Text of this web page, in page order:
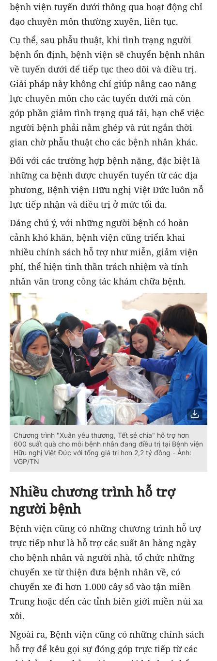
bệnh viện tuyến dưới thông qua hoạt động chỉ
đạo chuyên môn thường xuyên, liên tục.
Cụ thể, sau phẫu thuật, khi tình trạng người
bệnh ổn định, bệnh viện sẽ chuyển bệnh nhân
về tuyến dưới để tiếp tục theo dõi và điều trị.
Giải pháp này không chỉ giúp nâng cao năng
lực chuyên môn cho các tuyến dưới mà còn
góp phần giảm tình trạng quá tải, hạn chế việc
người bệnh phải nằm ghép và rút ngắn thời
gian chờ phẫu thuật cho các bệnh nhân khác.
Đối với các trường hợp bệnh nặng, đặc biệt là
những ca bệnh được chuyển tuyến từ các địa
phương, Bệnh viện Hữu nghị Việt Đức luôn nỗ
lực tiếp nhận và điều trị ở mức tối đa.
Đáng chú ý, với những người bệnh có hoàn
cảnh khó khăn, bệnh viện cũng triển khai
nhiều chính sách hỗ trợ như miễn, giảm viện
phí, thể hiện tinh thần trách nhiệm và tính
nhân văn trong công tác khám chữa bệnh.
Chương trình "Xuân yêu thương, Tết sẻ chia" hỗ trợ hơn
600 suất quà cho mỗi bệnh nhân đang điều trị tại Bệnh viện
Hữu nghị Việt Đức với tổng giá trị hơn 2,2 tỷ đồng - Ảnh:
VGP/TN
Nhiều chương trình hỗ trợ
người bệnh
Bệnh viện cũng có những chương trình hỗ trợ
trực tiếp như là hỗ trợ các suất ăn hàng ngày
cho bệnh nhân và người nhà, tổ chức những
chuyến xe từ thiện đưa bệnh nhân về, có
chuyến xe đi hơn 1.000 cây số vào tận miền
Trung hoặc đến các tỉnh biên giới miền núi xa
xôi.
Ngoài ra, Bệnh viện cũng có những chính sách
hỗ trợ để kêu gọi sự đóng góp trực tiếp từ các